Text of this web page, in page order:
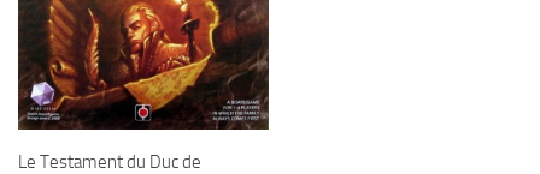
Le Testament du Duc de